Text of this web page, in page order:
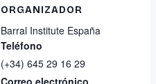
ORGANIZADOR
Barral Institute España
Teléfono
(+34) 645 29 16 29